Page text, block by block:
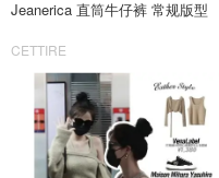
Jeanerica 直筒牛仔裤 常规版型
CETTIRE